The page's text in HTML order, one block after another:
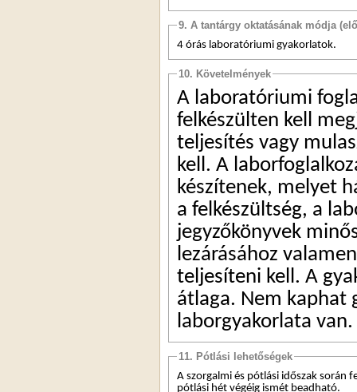
9. A tantárgy oktatásának módja
4 órás laboratóriumi gyakorlatok.
10. Követelmények
A laboratóriumi
felkészülten kell
teljesítés vagy
kell. A
készítenek, melyet
a felkészültség, a
jegyzőkönyvek
lezárásához
teljesíteni kell. A
átlaga. Nem kaphat
laborgyakorlata van.
11. Pótlási lehetőségek
A szorgalmi és pótlási időszak során
pótlási hét végéig ismét beadható.